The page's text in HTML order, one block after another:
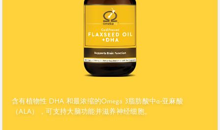
含有植物性 DHA 和最浓缩的Omega 3脂肪酸中α-亚麻酸
（ALA），可支持大脑功能并滋养神经细胞。